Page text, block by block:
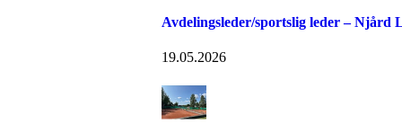
Avdelingsleder/sportslig leder – Njård
19.05.2026